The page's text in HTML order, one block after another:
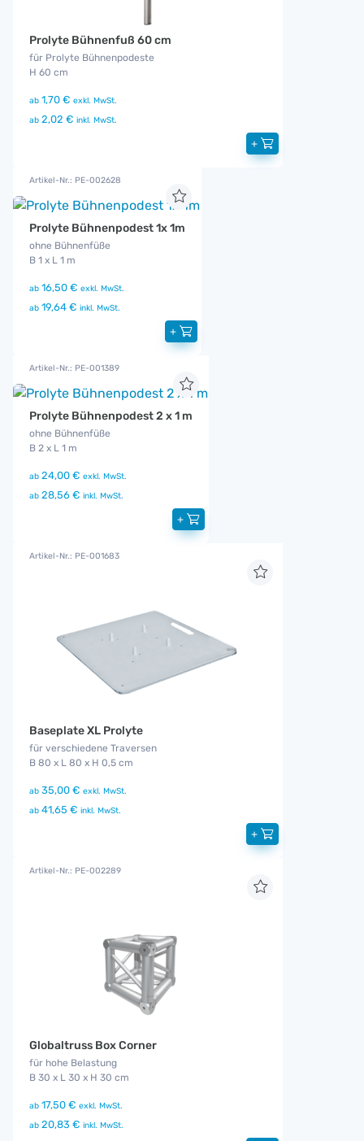
Prolyte Bühnenfuß 60 cm
für Prolyte Bühnenpodeste
H 60 cm
ab 1,70 € exkl. MwSt.
ab 2,02 € inkl. MwSt.
+
Artikel-Nr.: PE-002628
Prolyte Bühnenpodest 1x 1m
ohne Bühnenfüße
B 1 x L 1 m
ab 16,50 € exkl. MwSt.
ab 19,64 € inkl. MwSt.
+
Artikel-Nr.: PE-001389
Prolyte Bühnenpodest 2 x 1 m
ohne Bühnenfüße
B 2 x L 1 m
ab 24,00 € exkl. MwSt.
ab 28,56 € inkl. MwSt.
+
Artikel-Nr.: PE-001683
Baseplate XL Prolyte
für verschiedene Traversen
B 80 x L 80 x H 0,5 cm
ab 35,00 € exkl. MwSt.
ab 41,65 € inkl. MwSt.
+
Artikel-Nr.: PE-002289
Globaltruss Box Corner
für hohe Belastung
B 30 x L 30 x H 30 cm
ab 17,50 € exkl. MwSt.
ab 20,83 € inkl. MwSt.